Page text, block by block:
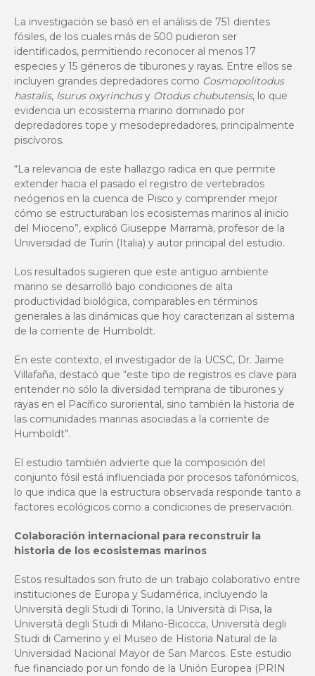
La investigación se basó en el análisis de 751 dientes
fósiles, de los cuales más de 500 pudieron ser
identificados, permitiendo reconocer al menos 17
especies y 15 géneros de tiburones y rayas. Entre ellos se
incluyen grandes depredadores como Cosmopolitodus
hastalis, Isurus oxyrinchusy Otodus chubutensis, lo que
evidencia un ecosistema marino dominado por
depredadores tope y mesodepredadores, principalmente
piscívoros.
“La relevancia de este hallazgo radica en que permite
extender hacia el pasado el registro de vertebrados
neógenos en la cuenca de Pisco y comprender mejor
cómo se estructuraban los ecosistemas marinos al inicio
del Mioceno”, explicó Giuseppe Marramà, profesor de la
Universidad de Turín (Italia) y autor principal del estudio.
Los resultados sugieren que este antiguo ambiente
marino se desarrolló bajo condiciones de alta
productividad biológica, comparables en términos
generales a las dinámicas que hoy caracterizan al sistema
de la corriente de Humboldt.
En este contexto, el investigador de la UCSC, Dr. Jaime
Villafaña, destacó que “este tipo de registros es clave para
entender no sólo la diversidad temprana de tiburones y
rayas en el Pacífico suroriental, sino también la historia de
las comunidades marinas asociadas a la corriente de
Humboldt”.
El estudio también advierte que la composición del
conjunto fósil está influenciada por procesos tafonómicos,
lo que indica que la estructura observada responde tanto a
factores ecológicos como a condiciones de preservación.
Colaboración internacional para reconstruir la
historia de los ecosistemas marinos
Estos resultados son fruto de un trabajo colaborativo entre
instituciones de Europa y Sudamérica, incluyendo la
Università degli Studi di Torino, la Università di Pisa, la
Università degli Studi di Milano-Bicocca, Università degli
Studi di Camerino y el Museo de Historia Natural de la
Universidad Nacional Mayor de San Marcos. Este estudio
fue financiado por un fondo de la Unión Europea (PRIN